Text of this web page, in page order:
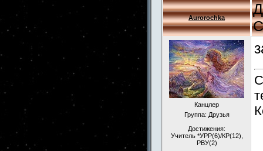
Aurorochka
Канцлер
Группа: Друзья
Достижения:
Учитель *УРР(6)/КР(12),
РВУ(2)